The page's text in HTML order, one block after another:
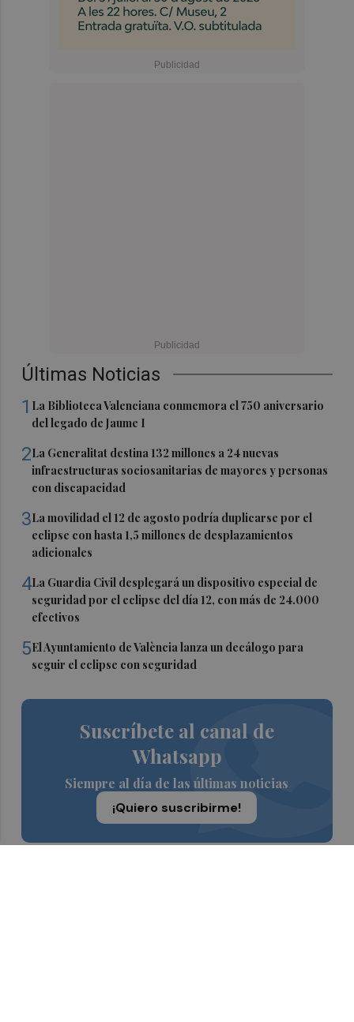
Últimas Noticias
1 La Biblioteca Valenciana conmemora el 750 aniversario
del legado de Jaume I
2La Generalitat destina 132 millones a 24 nuevas
infraestructuras sociosanitarias de mayores y personas
con discapacidad
3La movilidad el 12 de agosto podría duplicarse por el
eclipse con hasta 1,5 millones de desplazamientos
adicionales
4La Guardia Civil desplegará un dispositivo especial de
seguridad por el eclipse del día 12, con más de 24.000
efectivos
5El Ayuntamiento de València lanza un decálogo para
seguir el eclipse con seguridad
Suscríbete al canal de
Whatsapp
Siempre al día de las últimas noticias
¡Quiero suscribirme!